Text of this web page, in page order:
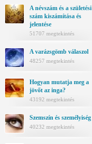
A névszám és a születési
szám kiszámítása és
jelentése
51707 megtekintés
A varázsgömb válaszol
48257 megtekintés
Hogyan mutatja meg a
jövőt az inga?
43192 megtekintés
Szemszín és személyiség
40232 megtekintés